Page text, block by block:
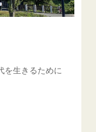
を生きるために